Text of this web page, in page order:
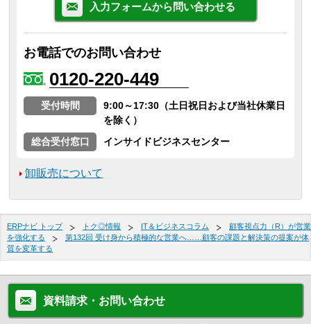
入力フォームから問い合わせる
お電話でのお問い合わせ
0120-220-449
受付時間
9:00～17:30（土日祝日および当社休業日
を除く）
総合受付窓口
インサイドビジネスセンター
卸販売について
ERPナビ トップ トク◎情報 IT＆ビジネスコラム
顧客視点力（R）が営業
を強化する
第132回 受け身から積極的な営業へ……顧客の課題と解決策の提案が体
質を変革する
資料請求・お問い合わせ